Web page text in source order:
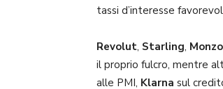
tassi d’interesse
Revolut, Starling, Monzo
il proprio fulcro, mentre
alle PMI, Klarna sul